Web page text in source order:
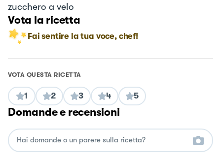
zucchero a velo
Vota la ricetta
Fai sentire la tua voce, chef!
VOTA QUESTA RICETTA
1 2 3 4 5
Domande e recensioni